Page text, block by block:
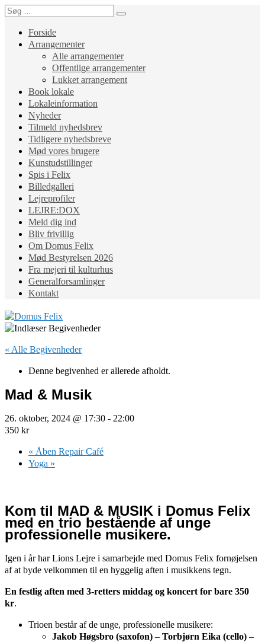
Forside
Arrangementer
Alle arrangementer
Offentlige arrangementer
Lukket arrangement
Book lokale
Lokaleinformation
Nyheder
Tilmeld nyhedsbrev
Tidligere nyhedsbreve
Mød vores brugere
Kunstudstillinger
Spis i Felix
Billedgalleri
Lejreprofiler
LEJRE:DOX
Meld dig ind
Bliv frivillig
Om Domus Felix
Mød Bestyrelsen 2026
Fra mejeri til kulturhus
Generalforsamlinger
Kontakt
« Alle Begivenheder
Denne begivenhed er allerede afholdt.
Mad & Musik
26. oktober, 2024 @ 17:30 - 22:00
350 kr
« Åben Repair Café
Yoga »
Kom til MAD & MUSIK i Domus Felix
med en trio bestående af unge
professionelle musikere.
Igen i år har Lions Lejre i samarbejde med Domus Felix fornøjelsen
af at byde velkommen til en hyggelig aften i musikkens tegn.
En festlig aften med 3-retters middag og koncert for bare 350
kr.
Trioen består af de unge, professionelle musikere:
Jakob Høgsbro (saxofon) – Torbjørn Eika (cello) –